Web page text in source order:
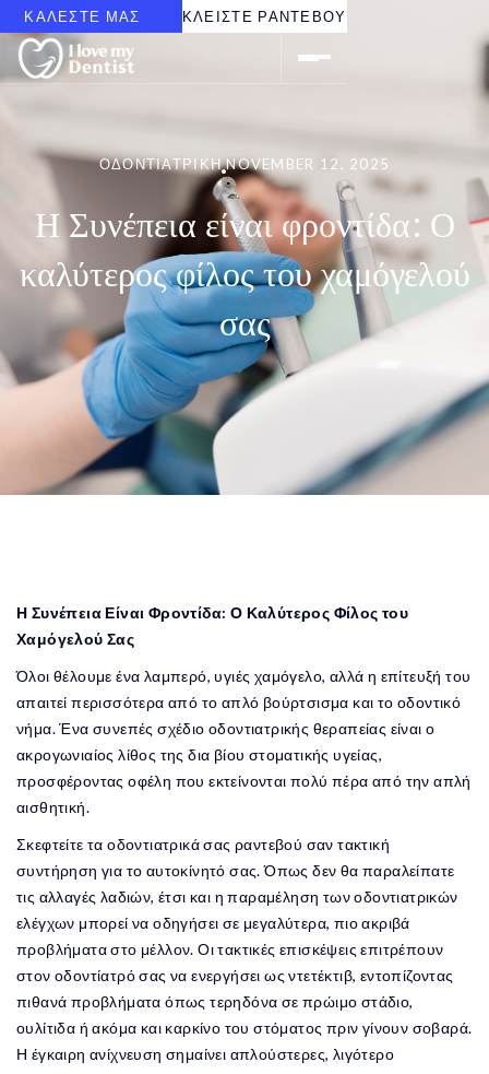
ΚΑΛΕΣΤΕ ΜΑΣ ΚΛΕΙΣΤΕ ΡΑΝΤΕΒΟΥ
ΟΔΟΝΤΙΑΤΡΙΚΉ NOVEMBER 12, 2025
Η Συνέπεια είναι φροντίδα: Ο
καλύτερος φίλος του χαμόγελού
σας
Η Συνέπεια Είναι Φροντίδα: Ο Καλύτερος Φίλος του
Χαμόγελού Σας
Όλοι θέλουμε ένα λαμπερό, υγιές χαμόγελο, αλλά η επίτευξή του
απαιτεί περισσότερα από το απλό βούρτσισμα και το οδοντικό
νήμα. Ένα συνεπές σχέδιο οδοντιατρικής θεραπείας είναι ο
ακρογωνιαίος λίθος της δια βίου στοματικής υγείας,
προσφέροντας οφέλη που εκτείνονται πολύ πέρα από την απλή
αισθητική.
Σκεφτείτε τα οδοντιατρικά σας ραντεβού σαν τακτική
συντήρηση για το αυτοκίνητό σας. Όπως δεν θα παραλείπατε
τις αλλαγές λαδιών, έτσι και η παραμέληση των οδοντιατρικών
ελέγχων μπορεί να οδηγήσει σε μεγαλύτερα, πιο ακριβά
προβλήματα στο μέλλον. Οι τακτικές επισκέψεις επιτρέπουν
στον οδοντίατρό σας να ενεργήσει ως ντετέκτιβ, εντοπίζοντας
πιθανά προβλήματα όπως τερηδόνα σε πρώιμο στάδιο,
ουλίτιδα ή ακόμα και καρκίνο του στόματος πριν γίνουν σοβαρά.
Η έγκαιρη ανίχνευση σημαίνει απλούστερες, λιγότερο